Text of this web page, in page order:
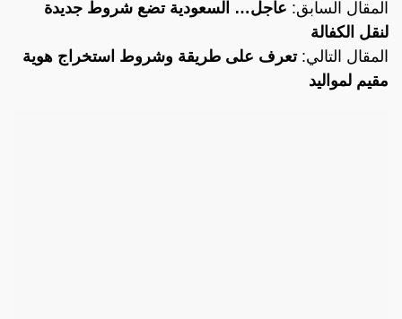
المقال السابق: عاجل… السعودية تضع شروط جديدة
لنقل الكفالة
المقال التالي:تعرف على طريقة وشروط استخراج هوية
مقيم لمواليد